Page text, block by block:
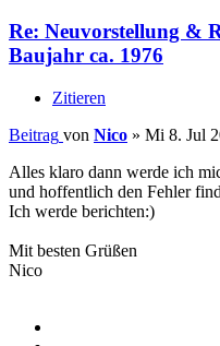
Re: Neuvorstellung &
Baujahr ca. 1976
Zitieren
Beitrag von Nico » Mi 8. Jul
Alles klaro dann werde ich
und hoffentlich den Fehler
Ich werde berichten:)
Mit besten Grüßen
Nico